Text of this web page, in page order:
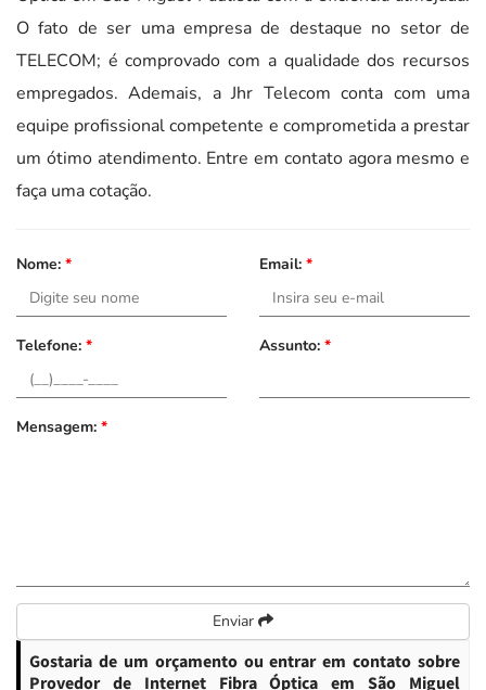
O fato de ser uma empresa de destaque no setor de
TELECOM; é comprovado com a qualidade dos recursos
empregados. Ademais, a Jhr Telecom conta com uma
equipe profissional competente e comprometida a prestar
um ótimo atendimento. Entre em contato agora mesmo e
faça uma cotação.
Nome: * Email: *
Telefone: * Assunto: *
Mensagem: *
Enviar
Gostaria de um orçamento ou entrar em contato sobre
Provedor de Internet Fibra Óptica em São Miguel